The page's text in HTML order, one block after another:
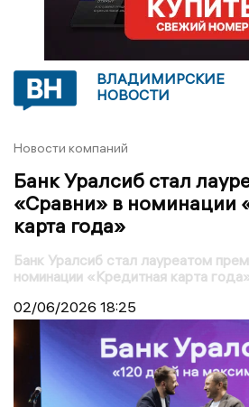
ВЛАДИМИРСКИЕ
НОВОСТИ
Новости компаний
Банк Уралсиб стал
«Сравни» в номинации
карта года»
Банк Уралсиб стал лауреатом
номинации «Кредитная карта
02/06/2026 18:25